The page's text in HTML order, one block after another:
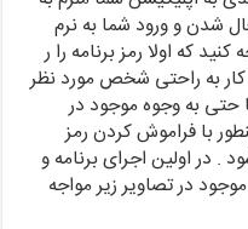
شدن و ورود شما به نرم
که اولا رمز برنامه را ر
کار به راحتی شخص مورد نظر
حتی به وجوه موجود در
با فراموش کردن رمز
در اولین اجرای برنامه و
در تصاویر زیر مواجه